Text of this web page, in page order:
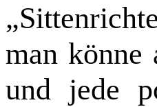
man könne
und jede